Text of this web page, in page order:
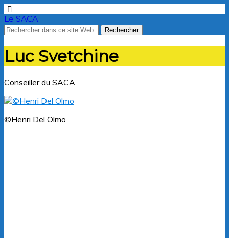
Le SACA
Luc Svetchine
Conseiller du SACA
©Henri Del Olmo